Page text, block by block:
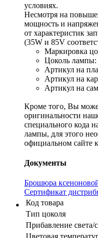
условиях.
Несмотря на
мощность и
от характеристик
(35W и 85V
Маркировка
Цоколь лампы:
Артикул на
Артикул на
Артикул на
Кроме того, Вы
оригинальности
специального кода
лампы, для этого
официальном сайте
Документы
Брошюра
Сертификат
Код товара
Тип цоколя
Прибавление света/